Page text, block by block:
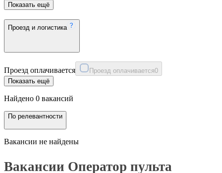
Показать ещё
Проезд и логистика
Проезд оплачивается Проезд оплачивается0
Показать ещё
Найдено 0 вакансий
По релевантности
Вакансии не найдены
Вакансии Оператор пульта